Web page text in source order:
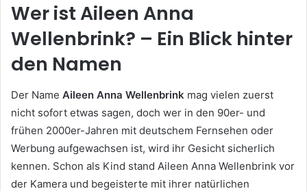
Wer ist Aileen Anna
Wellenbrink? – Ein Blick hinter
den Namen
Der Name Aileen Anna Wellenbrink mag vielen zuerst
nicht sofort etwas sagen, doch wer in den 90er- und
frühen 2000er-Jahren mit deutschem Fernsehen oder
Werbung aufgewachsen ist, wird ihr Gesicht sicherlich
kennen. Schon als Kind stand Aileen Anna Wellenbrink vor
der Kamera und begeisterte mit ihrer natürlichen